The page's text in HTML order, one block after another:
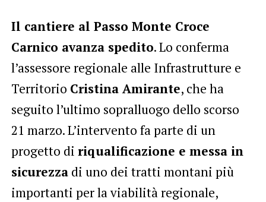
Il cantiere al Passo Monte Croce
Carnico avanza spedito. Lo conferma
l’assessore regionale alle Infrastrutture e
Territorio Cristina Amirante, che ha
seguito l’ultimo sopralluogo dello scorso
21 marzo. L’intervento fa parte di un
progetto di riqualificazione e messa in
sicurezzadi uno dei tratti montani più
importanti per la viabilità regionale,